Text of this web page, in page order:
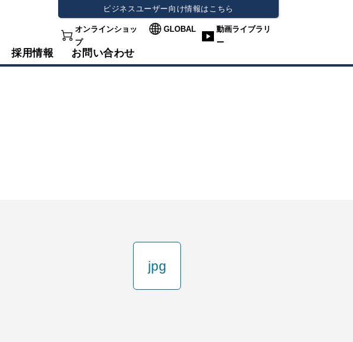
ビジネスユーザー向け情報はこちら
オンラインショッ
プ
GLOBAL
動画ライブラリ
ー
採用情報 お問い合わせ
jpg